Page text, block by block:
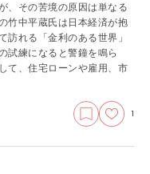
、その苦境の原因は単なる
竹中平蔵氏は日本経済が抱
訪れる「金利のある世界」
試練になると警鐘を鳴ら
て、住宅ローンや雇用、市
1